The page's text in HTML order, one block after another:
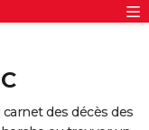
des décès des